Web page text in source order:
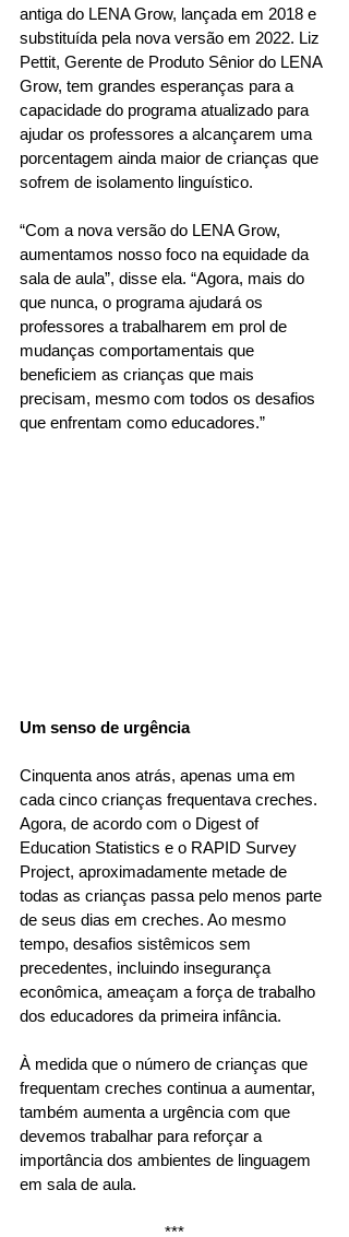
antiga do LENA Grow, lançada em 2018 e
substituída pela nova versão em 2022. Liz
Pettit, Gerente de Produto Sênior do LENA
Grow, tem grandes esperanças para a
capacidade do programa atualizado para
ajudar os professores a alcançarem uma
porcentagem ainda maior de crianças que
sofrem de isolamento linguístico.
“Com a nova versão do LENA Grow,
aumentamos nosso foco na equidade da
sala de aula”, disse ela. “Agora, mais do
que nunca, o programa ajudará os
professores a trabalharem em prol de
mudanças comportamentais que
beneficiem as crianças que mais
precisam, mesmo com todos os desafios
que enfrentam como educadores.”
Um senso de urgência
Cinquenta anos atrás, apenas uma em
cada cinco crianças frequentava creches.
Agora, de acordo com o Digest of
Education Statistics e o RAPID Survey
Project, aproximadamente metade de
todas as crianças passa pelo menos parte
de seus dias em creches. Ao mesmo
tempo, desafios sistêmicos sem
precedentes, incluindo insegurança
econômica, ameaçam a força de trabalho
dos educadores da primeira infância.
À medida que o número de crianças que
frequentam creches continua a aumentar,
também aumenta a urgência com que
devemos trabalhar para reforçar a
importância dos ambientes de linguagem
em sala de aula.
***